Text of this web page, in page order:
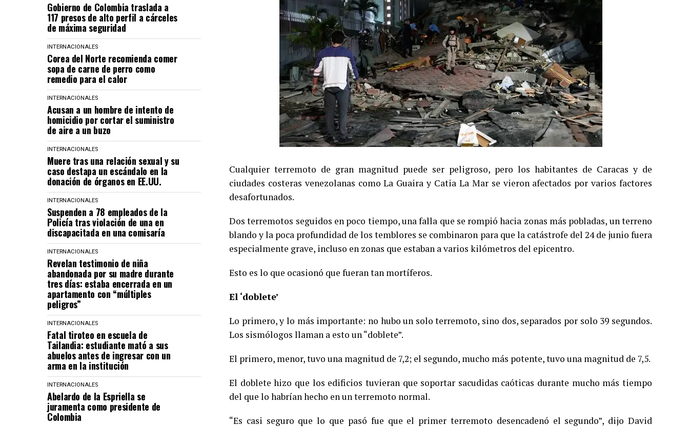
Gobierno de Colombia traslada a
117 presos de alto perfil a cárceles
de máxima seguridad
INTERNACIONALES
Corea del Norte recomienda comer
sopa de carne de perro como
remedio para el calor
INTERNACIONALES
Acusan a un hombre de intento de
homicidio por cortar el suministro
de aire a un buzo
INTERNACIONALES
Muere tras una relación sexual y su
caso destapa un escándalo en la
donación de órganos en EE.UU.
INTERNACIONALES
Suspenden a 78 empleados de la
Policía tras violación de una en
discapacitada en una comisaría
INTERNACIONALES
Revelan testimonio de niña
abandonada por su madre durante
tres días: estaba encerrada en un
apartamento con “múltiples
peligros”
INTERNACIONALES
Fatal tiroteo en escuela de
Tailandia: estudiante mató a sus
abuelos antes de ingresar con un
arma en la institución
INTERNACIONALES
Abelardo de la Espriella se
juramenta como presidente de
Colombia
Cualquier terremoto de gran magnitud puede ser peligroso, pero los habitantes de Caracas y de
ciudades costeras venezolanas como La Guaira y Catia La Mar se vieron afectados por varios factores
desafortunados.
Dos terremotos seguidos en poco tiempo, una falla que se rompió hacia zonas más pobladas, un terreno
blando y la poca profundidad de los temblores se combinaron para que la catástrofe del 24 de junio fuera
especialmente grave, incluso en zonas que estaban a varios kilómetros del epicentro.
Esto es lo que ocasionó que fueran tan mortíferos.
El ‘doblete’
Lo primero, y lo más importante: no hubo un solo terremoto, sino dos, separados por solo 39 segundos.
Los sismólogos llaman a esto un “doblete”.
El primero, menor, tuvo una magnitud de 7,2; el segundo, mucho más potente, tuvo una magnitud de 7,5.
El doblete hizo que los edificios tuvieran que soportar sacudidas caóticas durante mucho más tiempo
del que lo habrían hecho en un terremoto normal.
“Es casi seguro que lo que pasó fue que el primer terremoto desencadenó el segundo”, dijo David